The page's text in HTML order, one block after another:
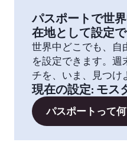
パスポートで世
在地として設定
世界中どこでも、自
を設定できます。週
チを、いま、見つけ
現在の設定: モス
パスポートって何